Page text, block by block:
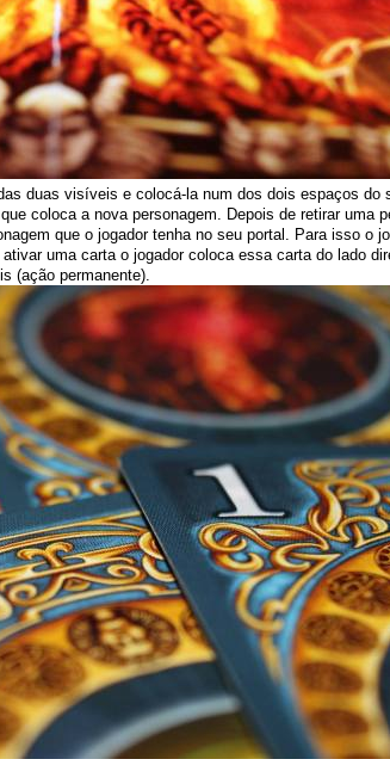
duas visíveis e colocá-la num dos dois espaços
coloca a nova personagem. Depois de retirar
que o jogador tenha no seu portal. Para isso
uma carta o jogador coloca essa carta do lado
(ação permanente).